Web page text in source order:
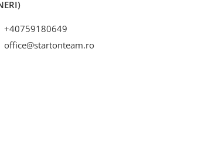
+40759180649
office@startonteam.ro